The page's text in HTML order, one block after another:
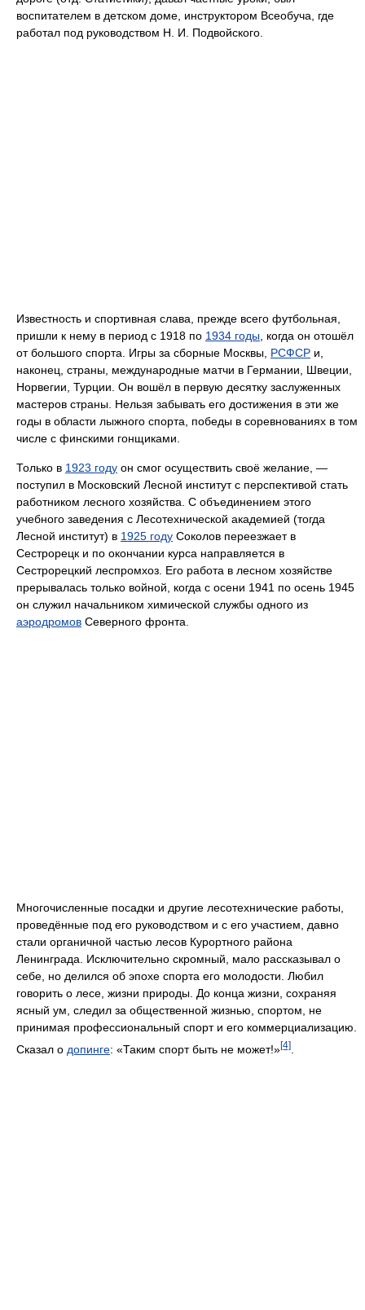
воспитателем в детском доме, инструктором Всеобуча, где
работал под руководством Н. И. Подвойского.
Известность и спортивная слава, прежде всего футбольная,
пришли к нему в период с 1918 по 1934 годы, когда он отошёл
от большого спорта. Игры за сборные Москвы, РСФСР и,
наконец, страны, международные матчи в Германии, Швеции,
Норвегии, Турции. Он вошёл в первую десятку заслуженных
мастеров страны. Нельзя забывать его достижения в эти же
годы в области лыжного спорта, победы в соревнованиях в том
числе с финскими гонщиками.
Только в 1923 году он смог осуществить своё желание, —
поступил в Московский Лесной институт с перспективой стать
работником лесного хозяйства. С объединением этого
учебного заведения с Лесотехнической академией (тогда
Лесной институт) в 1925 году Соколов переезжает в
Сестрорецк и по окончании курса направляется в
Сестрорецкий леспромхоз. Его работа в лесном хозяйстве
прерывалась только войной, когда с осени 1941 по осень 1945
он служил начальником химической службы одного из
аэродромов Северного фронта.
Многочисленные посадки и другие лесотехнические работы,
проведённые под его руководством и с его участием, давно
стали органичной частью лесов Курортного района
Ленинграда. Исключительно скромный, мало рассказывал о
себе, но делился об эпохе спорта его молодости. Любил
говорить о лесе, жизни природы. До конца жизни, сохраняя
ясный ум, следил за общественной жизнью, спортом, не
принимая профессиональный спорт и его коммерциализацию.
Сказал о допинге: «Таким спорт быть не может!»[4]